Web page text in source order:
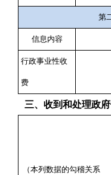
第
信息内容
行政事业性收
费
三、收到和处理政府
（本列数据的勾稽关系